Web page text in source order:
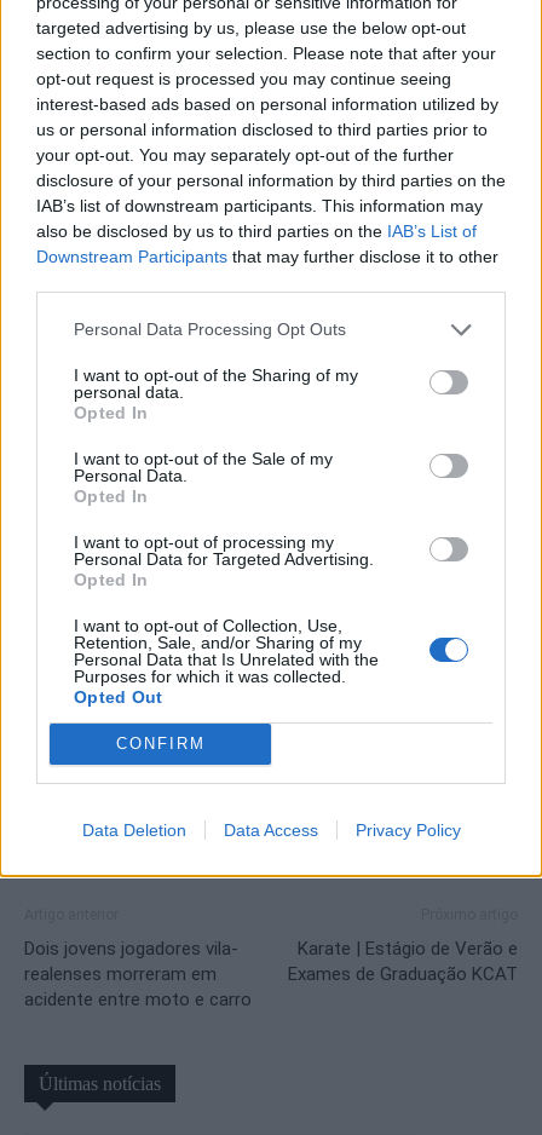
targeted advertising by us, please use the below opt-out
section to confirm your selection. Please note that after your
opt-out request is processed you may continue seeing
interest-based ads based on personal information utilized by
us or personal information disclosed to third parties prior to
your opt-out. You may separately opt-out of the further
disclosure of your personal information by third parties on the
IAB’s list of downstream participants. This information may
also be disclosed by us to third parties on the IAB’s List of
Downstream Participants that may further disclose it to other
Personal Data Processing Opt Outs
I want to opt-out of the Sharing of my
personal data.
Opted In
I want to opt-out of the Sale of my
Personal Data.
Opted In
I want to opt-out of processing my
Personal Data for Targeted Advertising.
Opted In
I want to opt-out of Collection, Use,
Retention, Sale, and/or Sharing of my
Personal Data that Is Unrelated with the
Purposes for which it was collected.
Opted Out
CONFIRM
Data Deletion Data Access Privacy Policy
melhores ralis de asfalto do campeonato, está a ser preparado
com o apoio dos municípios de Chaves e Verín.
A sua localização geográfica – proximidade com a Comunidade
Autónoma da Galiza – e a marca Água são mais valias que a
própria prova potencia, com impacto na comunicação social
regional, nacional e do país vizinho, bem como dos fãs
portugueses e galegos do automobilismo.
integração e apoio da Eurocidade Chaves-Verín (Agrupamentos
Europeus de Cooperação Transfronteiriça). Um destino que
abrange dois países e uma das maiores concentrações de fontes
único e à mais inovadora oferta de bem-estar. E também vinho e
gastronomia, fortalezas da fronteira, o Caminho de Santiago,
Este é um salto na internacionalização da prova, com projeção
mediática na Península Ibérica, sobretudo na região Norte de
Portugal e na Comunidade Autónoma da Galiza.
Dois jovens jogadores vila-
realenses morreram em
acidente entre moto e carro
Karate | Estágio de Verão e
Exames de Graduação KCAT
Últimas notícias